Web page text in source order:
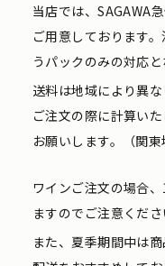
当店では、SAGAWA
ご用意しております
うパックのみの対応
送料は地域により異
ご注文の際に計算い
お願いします。（関東
ワインご注文の場合
ますのでご注意くださ
また、夏季期間中は